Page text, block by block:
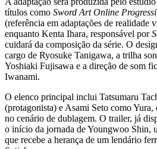
títulos como Sword Art Online
(referência em adaptações de realidade
enquanto Kenta Ihara, responsável por
cuidará da composição da série. O
cargo de Ryosuke Tanigawa, a trilha
Yoshiaki Fujisawa e a direção de som
Iwanami.
O elenco principal inclui Tatsumaru
(protagonista) e Asami Seto como Yura,
no cenário de dublagem. O trailer, já
o início da jornada de Youngwoo Shin,
que recebe a herança de um lendário